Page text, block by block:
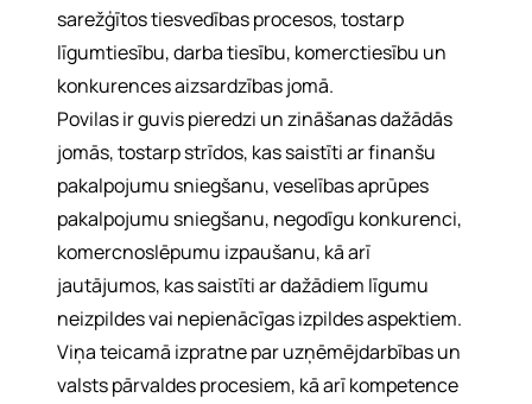
sarežģītos tiesvedības procesos, tostarp
līgumtiesību, darba tiesību, komerctiesību un
konkurences aizsardzības jomā.
Povilas ir guvis pieredzi un zināšanas dažādās
jomās, tostarp strīdos, kas saistīti ar finanšu
pakalpojumu sniegšanu, veselības aprūpes
pakalpojumu sniegšanu, negodīgu konkurenci,
komercnoslēpumu izpaušanu, kā arī
jautājumos, kas saistīti ar dažādiem līgumu
neizpildes vai nepienācīgas izpildes aspektiem.
Viņa teicamā izpratne par uzņēmējdarbības un
valsts pārvaldes procesiem, kā arī kompetence